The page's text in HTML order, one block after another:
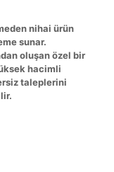
nihai ürün
sunar.
oluşan özel bir
hacimli
taleplerini